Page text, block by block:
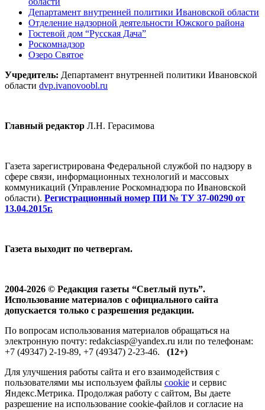
Департамент внутренней политики Ивановской области
Отделение надзорной деятельности Южского района
Гостевой дом “Русская Дача”
Роскомнадзор
Озеро Святое
Учредитель: Департамент внутренней политики Ивановской
области dvp.ivanovoobl.ru
Главный редактор Л.Н. Герасимова
Газета зарегистрирована Федеральной службой по надзору в
сфере связи, информационных технологий и массовых
коммуникаций (Управление Роскомнадзора по Ивановской
области). Регистрационный номер ПИ № ТУ 37-00290 от
13.04.2015г.
Газета выходит по четвергам.
2004-2026 © Редакция газеты “Светлый путь”.
Использование материалов с официального сайта
допускается только с разрешения редакции.
По вопросам использования материалов обращаться на
электронную почту: redakciasp@yandex.ru или по телефонам:
+7 (49347) 2-19-89, +7 (49347) 2-23-46. (12+)
Для улучшения работы сайта и его взаимодействия с
пользователями мы используем файлы cookie и сервис
Яндекс.Метрика. Продолжая работу с сайтом, Вы даете
разрешение на использование cookie-файлов и согласие на